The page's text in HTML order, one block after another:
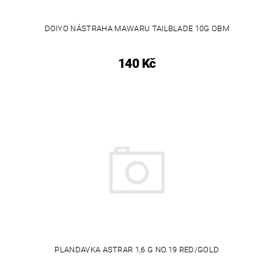
DOIYO NÁSTRAHA MAWARU TAILBLADE 10G OBM
140 Kč
PLANDAVKA ASTRAR 1,6 G NO.19 RED/GOLD